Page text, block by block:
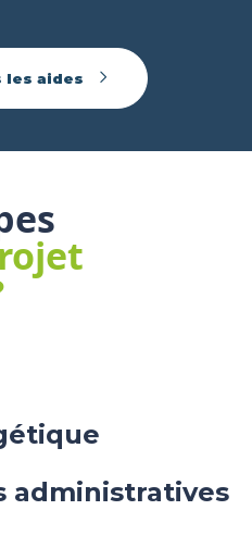
les aides
administratives